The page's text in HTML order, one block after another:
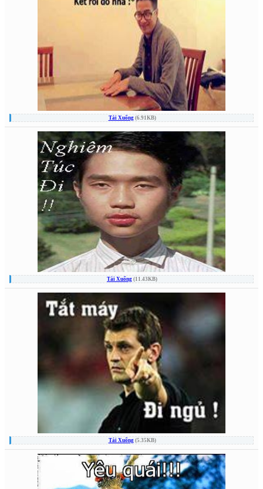
Tải Xuống(6.91KB)
Tải Xuống (11.43KB)
Tải Xuống(5.35KB)